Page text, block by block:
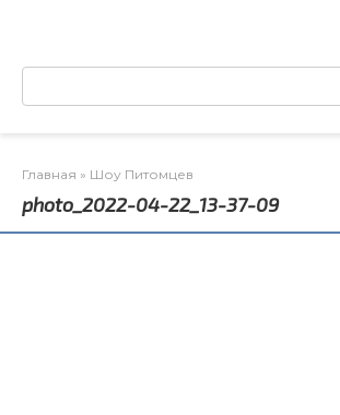
Поиск:
Главная » Шоу Питомцев
photo_2022-04-22_13-37-09